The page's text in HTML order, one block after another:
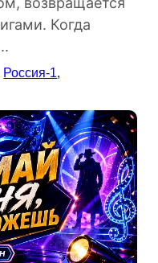
Когда
Россия-1,